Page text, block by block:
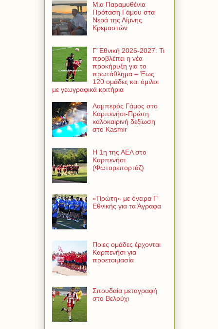
Μια Παραμυθένια
Πρόταση Γάμου στα
Νερά της Λίμνης
Κρεμαστών
Γ’ Εθνική 2026-2027: Τι
προβλέπει η νέα
προκήρυξη για το
πρωτάθλημα – Έως
120 ομάδες και όμιλοι
με γεωγραφικά κριτήρια
Λαμπερός Γάμος στο
Καρπενήσι-Πρώτη
καλοκαιρινή δεξίωση
στο Kasmir
Η 1η της ΑΕΛ στο
Καρπενήσι
(Φωτορεπορτάζ)
«Πρώτη» με όνειρα Γ'
Εθνικής για τα Άγραφα
Ποιες ομάδες έρχονται
Καρπενήσι για
προετοιμασία
Σπουδαία μεταγραφή
στο Βελούχι